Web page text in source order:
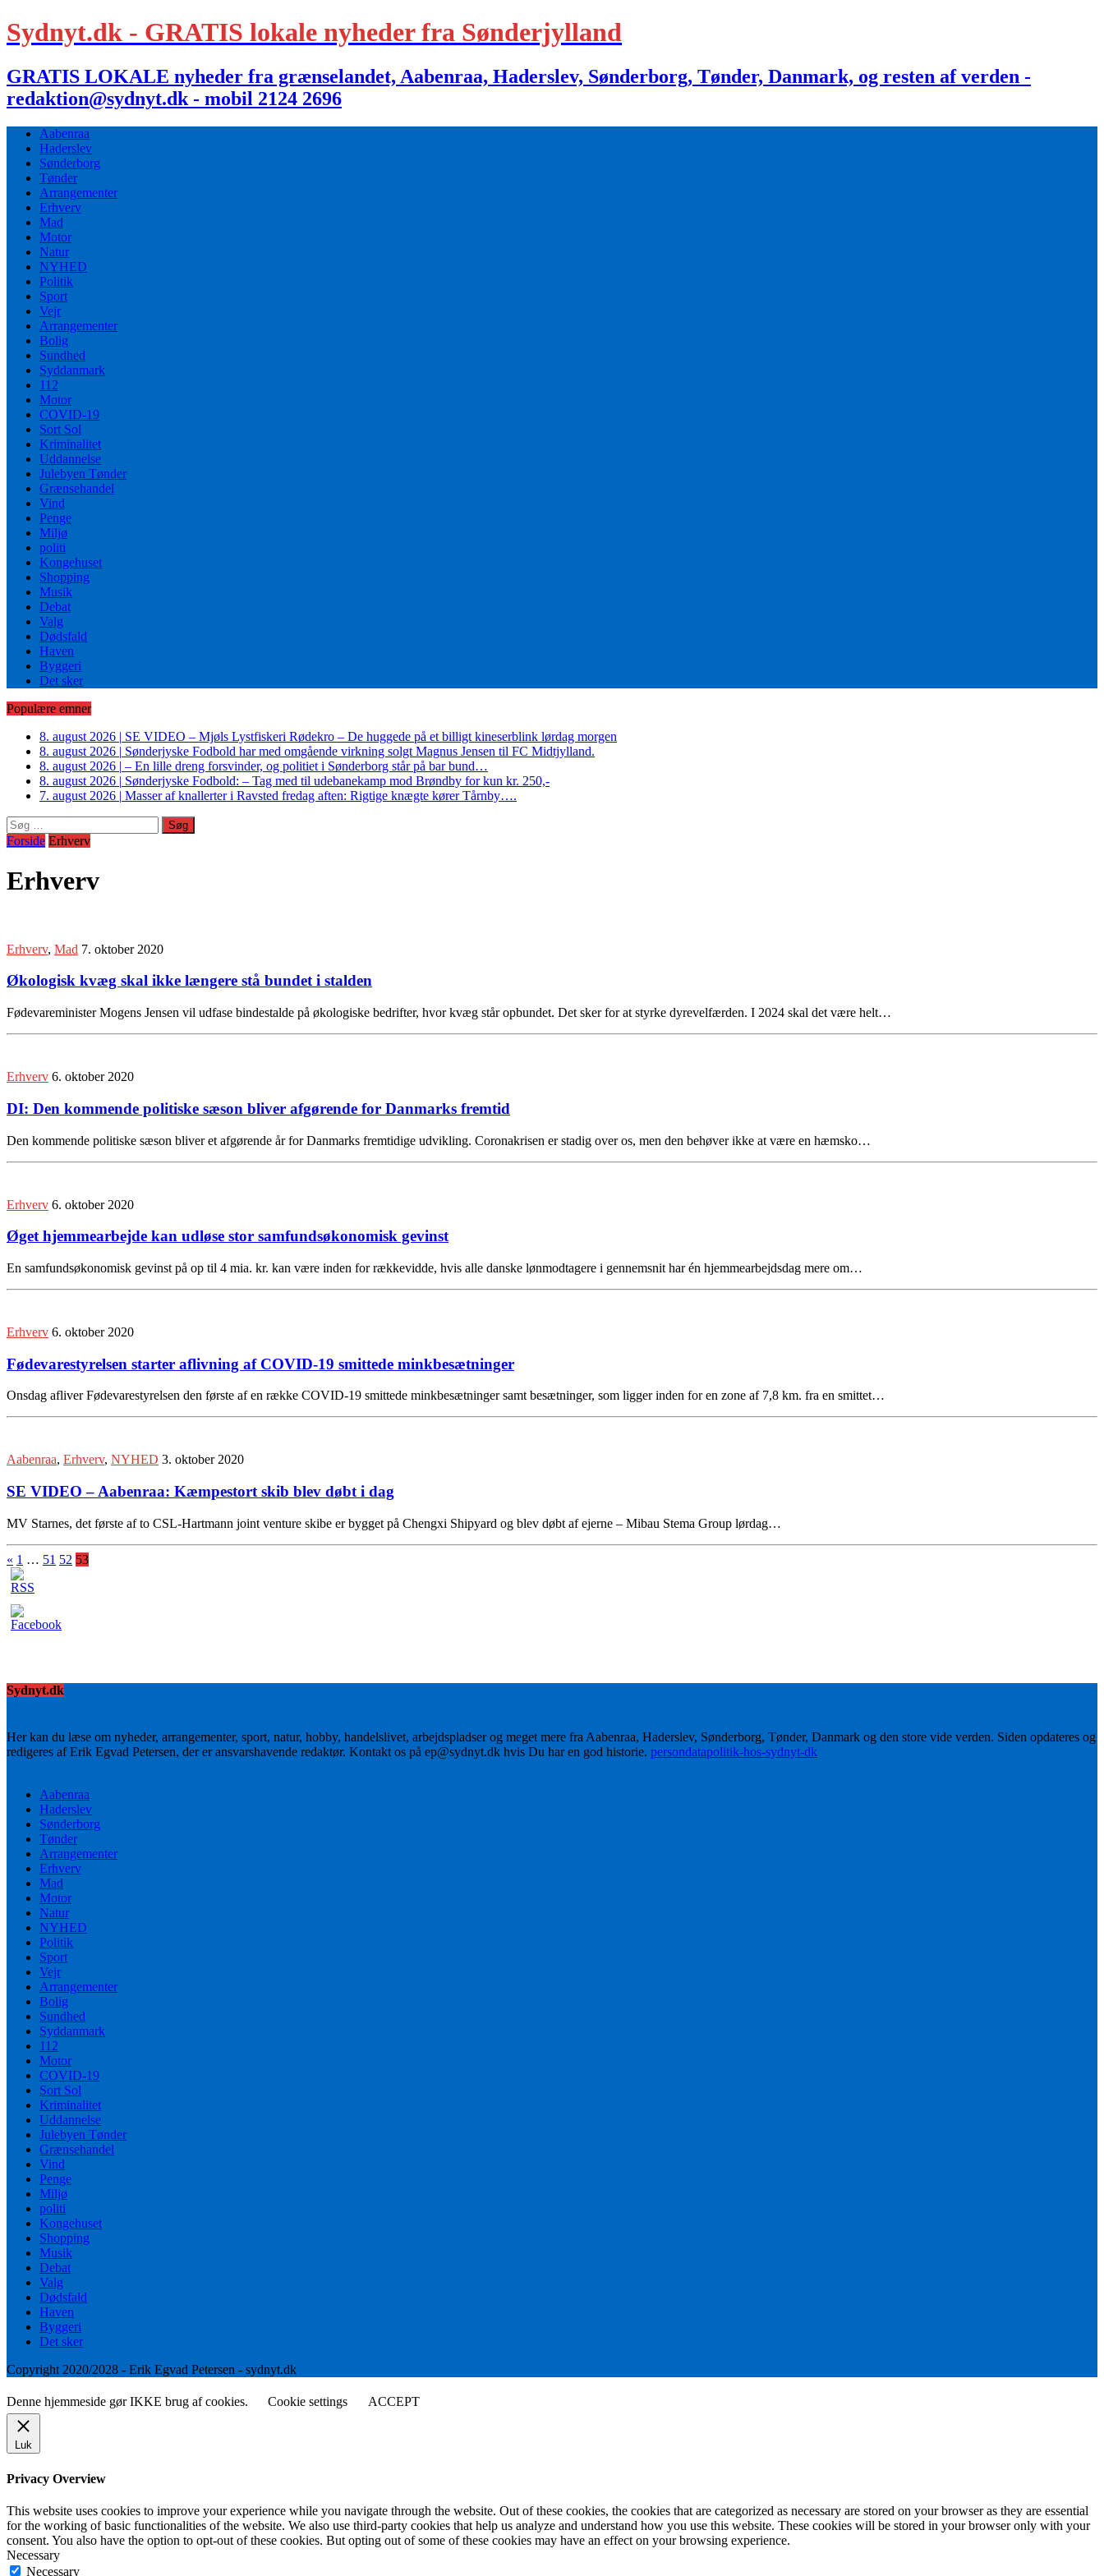
Sydnyt.dk - GRATIS lokale nyheder fra Sønderjylland
GRATIS LOKALE nyheder fra grænselandet, Aabenraa, Haderslev, Sønderborg, Tønder, Danmark, og resten af verden -
redaktion@sydnyt.dk - mobil 2124 2696
Aabenraa
Haderslev
Sønderborg
Tønder
Arrangementer
Erhverv
Mad
Motor
Natur
NYHED
Politik
Sport
Vejr
Arrangementer
Bolig
Sundhed
Syddanmark
112
Motor
COVID-19
Sort Sol
Kriminalitet
Uddannelse
Julebyen Tønder
Grænsehandel
Vind
Penge
Miljø
politi
Kongehuset
Shopping
Musik
Debat
Valg
Dødsfald
Haven
Byggeri
Det sker
Populære emner
8. august 2026 | SE VIDEO – Mjøls Lystfiskeri Rødekro – De huggede på et billigt kineserblink lørdag morgen
8. august 2026 | Sønderjyske Fodbold har med omgående virkning solgt Magnus Jensen til FC Midtjylland.
8. august 2026 | – En lille dreng forsvinder, og politiet i Sønderborg står på bar bund…
8. august 2026 | Sønderjyske Fodbold: – Tag med til udebanekamp mod Brøndby for kun kr. 250,-
7. august 2026 | Masser af knallerter i Ravsted fredag aften: Rigtige knægte kører Tårnby….
Søg
efter:
Forside Erhverv
Erhverv
Erhverv, Mad 7. oktober 2020
Økologisk kvæg skal ikke længere stå bundet i stalden
Fødevareminister Mogens Jensen vil udfase bindestalde på økologiske bedrifter, hvor kvæg står opbundet. Det sker for at styrke dyrevelfærden. I 2024 skal det være helt…
Erhverv 6. oktober 2020
DI: Den kommende politiske sæson bliver afgørende for Danmarks fremtid
Den kommende politiske sæson bliver et afgørende år for Danmarks fremtidige udvikling. Coronakrisen er stadig over os, men den behøver ikke at være en hæmsko…
Erhverv 6. oktober 2020
Øget hjemmearbejde kan udløse stor samfundsøkonomisk gevinst
En samfundsøkonomisk gevinst på op til 4 mia. kr. kan være inden for rækkevidde, hvis alle danske lønmodtagere i gennemsnit har én hjemmearbejdsdag mere om…
Erhverv 6. oktober 2020
Fødevarestyrelsen starter aflivning af COVID-19 smittede minkbesætninger
Onsdag afliver Fødevarestyrelsen den første af en række COVID-19 smittede minkbesætninger samt besætninger, som ligger inden for en zone af 7,8 km. fra en smittet…
Aabenraa, Erhverv, NYHED 3. oktober 2020
SE VIDEO – Aabenraa: Kæmpestort skib blev døbt i dag
MV Starnes, det første af to CSL-Hartmann joint venture skibe er bygget på Chengxi Shipyard og blev døbt af ejerne – Mibau Stema Group lørdag…
« 1 … 51 52 53
Sydnyt.dk
Her kan du læse om nyheder, arrangementer, sport, natur, hobby, handelslivet, arbejdspladser og meget mere fra Aabenraa, Haderslev, Sønderborg, Tønder, Danmark og den store vide verden. Siden opdateres og
redigeres af Erik Egvad Petersen, der er ansvarshavende redaktør. Kontakt os på ep@sydnyt.dk hvis Du har en god historie. persondatapolitik-hos-sydnyt-dk
Aabenraa
Haderslev
Sønderborg
Tønder
Arrangementer
Erhverv
Mad
Motor
Natur
NYHED
Politik
Sport
Vejr
Arrangementer
Bolig
Sundhed
Syddanmark
112
Motor
COVID-19
Sort Sol
Kriminalitet
Uddannelse
Julebyen Tønder
Grænsehandel
Vind
Penge
Miljø
politi
Kongehuset
Shopping
Musik
Debat
Valg
Dødsfald
Haven
Byggeri
Det sker
Copyright 2020/2028 - Erik Egvad Petersen - sydnyt.dk
Denne hjemmeside gør IKKE brug af cookies. Cookie settings ACCEPT
Luk
Privacy Overview
This website uses cookies to improve your experience while you navigate through the website. Out of these cookies, the cookies that are categorized as necessary are stored on your browser as they are essential
for the working of basic functionalities of the website. We also use third-party cookies that help us analyze and understand how you use this website. These cookies will be stored in your browser only with your
consent. You also have the option to opt-out of these cookies. But opting out of some of these cookies may have an effect on your browsing experience.
Necessary
Necessary